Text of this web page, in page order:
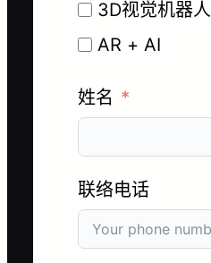
3D视觉机器人
AR + AI
姓名
联络电话